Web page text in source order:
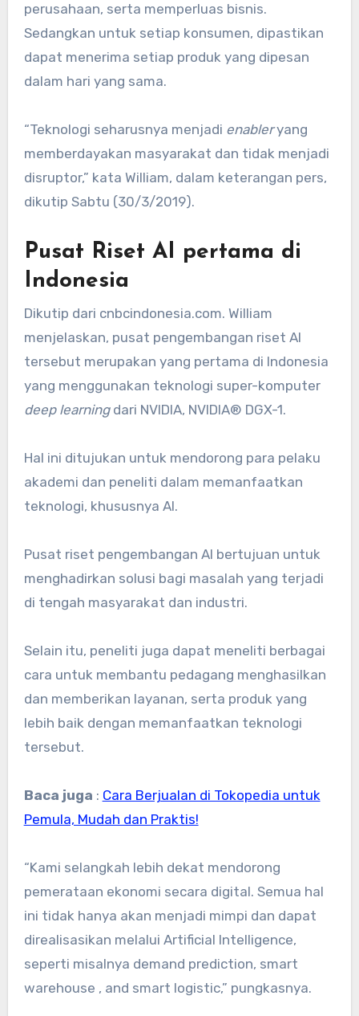
perusahaan, serta memperluas bisnis.
Sedangkan untuk setiap konsumen, dipastikan
dapat menerima setiap produk yang dipesan
dalam hari yang sama.
“Teknologi seharusnya menjadi enableryang
memberdayakan masyarakat dan tidak menjadi
disruptor,” kata William, dalam keterangan pers,
dikutip Sabtu (30/3/2019).
Pusat Riset AI pertama di
Indonesia
Dikutip dari cnbcindonesia.com. William
menjelaskan, pusat pengembangan riset AI
tersebut merupakan yang pertama di Indonesia
yang menggunakan teknologi super-komputer
deep learningdari NVIDIA, NVIDIA® DGX-1.
Hal ini ditujukan untuk mendorong para pelaku
akademi dan peneliti dalam memanfaatkan
teknologi, khususnya AI.
Pusat riset pengembangan AI bertujuan untuk
menghadirkan solusi bagi masalah yang terjadi
di tengah masyarakat dan industri.
Selain itu, peneliti juga dapat meneliti berbagai
cara untuk membantu pedagang menghasilkan
dan memberikan layanan, serta produk yang
lebih baik dengan memanfaatkan teknologi
tersebut.
Baca juga : Cara Berjualan di Tokopedia untuk
Pemula, Mudah dan Praktis!
“Kami selangkah lebih dekat mendorong
pemerataan ekonomi secara digital. Semua hal
ini tidak hanya akan menjadi mimpi dan dapat
direalisasikan melalui Artificial Intelligence,
seperti misalnya demand prediction, smart
warehouse , and smart logistic,” pungkasnya.